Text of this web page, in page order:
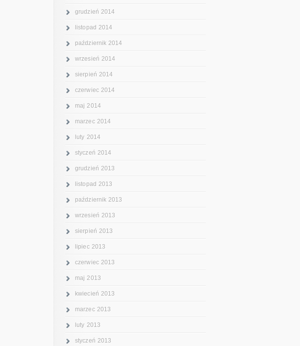
grudzień 2014
listopad 2014
październik 2014
wrzesień 2014
sierpień 2014
czerwiec 2014
maj 2014
marzec 2014
luty 2014
styczeń 2014
grudzień 2013
listopad 2013
październik 2013
wrzesień 2013
sierpień 2013
lipiec 2013
czerwiec 2013
maj 2013
kwiecień 2013
marzec 2013
luty 2013
styczeń 2013